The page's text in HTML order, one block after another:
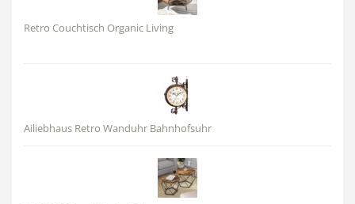
Retro Couchtisch Organic Living
Ailiebhaus Retro Wanduhr Bahnhofsuhr